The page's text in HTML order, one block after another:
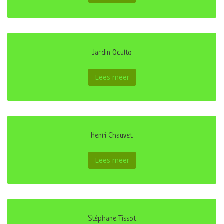
Jardin Oculto
Lees meer
Henri Chauvet
Lees meer
Stéphane Tissot